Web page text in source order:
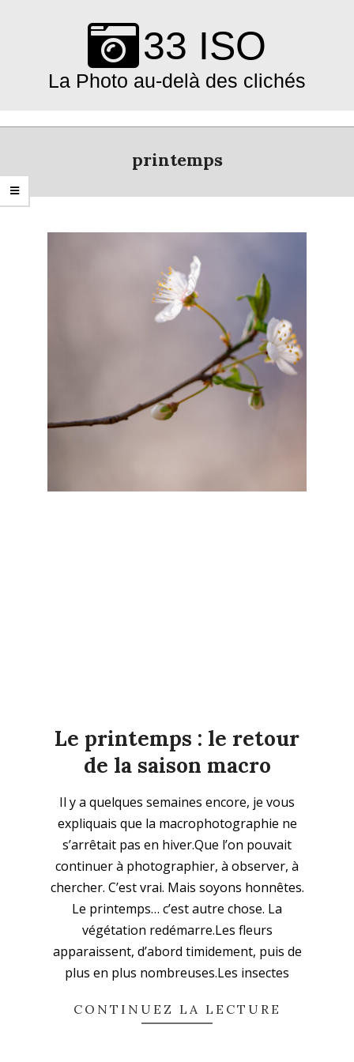
33 ISO
La Photo au-delà des clichés
Primary
printemps
Le printemps : le retour
de la saison macro
03-
22
Il y a quelques semaines encore, je vous
expliquais que la macrophotographie ne
s’arrêtait pas en hiver.Que l’on pouvait
continuer à photographier, à observer, à
chercher. C’est vrai. Mais soyons honnêtes.
Le printemps… c’est autre chose. La
végétation redémarre.Les fleurs
apparaissent, d’abord timidement, puis de
plus en plus nombreuses.Les insectes
CONTINUEZ LA LECTURE